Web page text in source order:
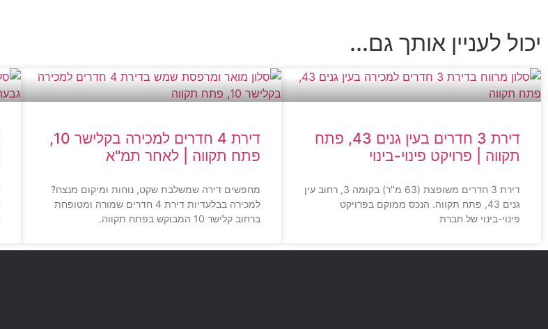
יכול לעניין אותך גם...
דירת 3 חדרים בעין גנים 43, פתח
תקווה | פרויקט פינוי-בינוי
דירת 3 חדרים משופצת (63 מ"ר) בקומה 3, רחוב עין
גנים 43, פתח תקווה. הנכס ממוקם בפרויקט
פינוי-בינוי של חברת
דירת 4 חדרים למכירה בקלישר 10,
פתח תקווה | לאחר תמ"א
מחפשים דירה שמשלבת שקט, נוחות ומיקום מנצח?
למכירה בבלעדיות דירת 4 חדרים שמורה ומטופחת
ברחוב קלישר 10 המבוקש בפתח תקווה.